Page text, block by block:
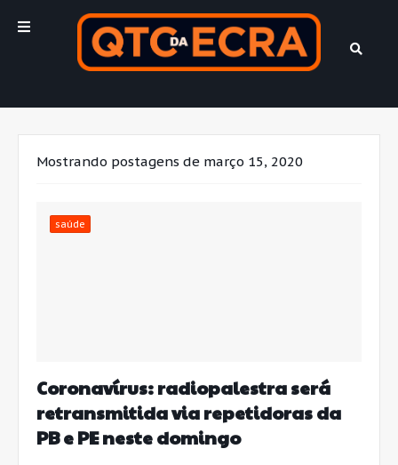
Mostrando postagens de março 15, 2020
saúde
Coronavírus: radiopalestra será
retransmitida via repetidoras da
PB e PE neste domingo